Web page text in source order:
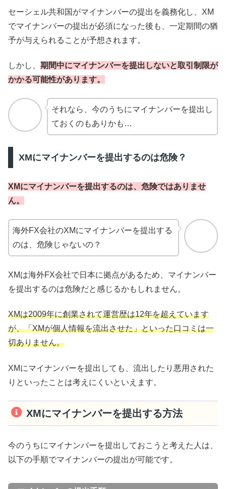
セーシェル共和国がマイナンバーの提出を義務化し、XM
でマイナンバーの提出が必須になった後も、一定期間の猶
予が与えられることが予想されます。
しかし、 期間中にマイナンバーを提出しないと取引制限が
かかる可能性があります。
それなら、今のうちにマイナンバーを提出し
ておくのもありかも…
XMにマイナンバーを提出するのは危険？
XMにマイナンバーを提出するのは、危険ではありませ
ん。
海外FX会社のXMにマイナンバーを提出する
のは、危険じゃないの？
XMは海外FX会社で日本に拠点があるため、マイナンバー
を提出するのは危険だと感じるかもしれません。
XMは2009年に創業されて運営歴は12年を超えています
が、「XMが個人情報を流出させた」といった口コミは一
切ありません。
XMにマイナンバーを提出しても、流出したり悪用された
りといったことは考えにくいといえます。
XMにマイナンバーを提出する方法
今のうちにマイナンバーを提出しておこうと考えた人は、
以下の手順でマイナンバーの提出が可能です。